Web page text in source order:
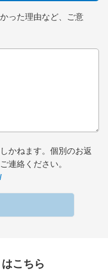
った理由など、ご意
かねます。個別のお返
連絡ください。
こちら